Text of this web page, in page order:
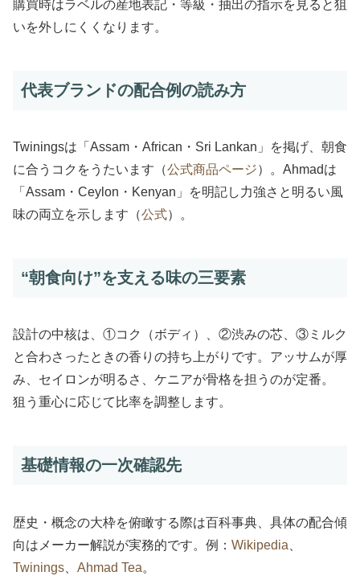
購買時はラベルの産地表記・等級・抽出の指示を見ると狙
いを外しにくくなります。
代表ブランドの配合例の読み方
Twiningsは「Assam・African・Sri Lankan」を掲げ、朝食
に合うコクをうたいます（公式商品ページ）。Ahmadは
「Assam・Ceylon・Kenyan」を明記し力強さと明るい風
味の両立を示します（公式）。
“朝食向け”を支える味の三要素
設計の中核は、①コク（ボディ）、②渋みの芯、③ミルク
と合わさったときの香りの持ち上がりです。アッサムが厚
み、セイロンが明るさ、ケニアが骨格を担うのが定番。
狙う重心に応じて比率を調整します。
基礎情報の一次確認先
歴史・概念の大枠を俯瞰する際は百科事典、具体の配合傾
向はメーカー解説が実務的です。例： Wikipedia
Twinings
Ahmad Tea。